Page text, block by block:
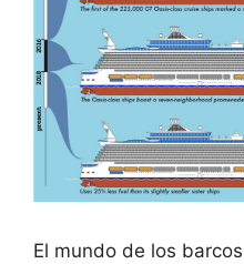
El mundo de los